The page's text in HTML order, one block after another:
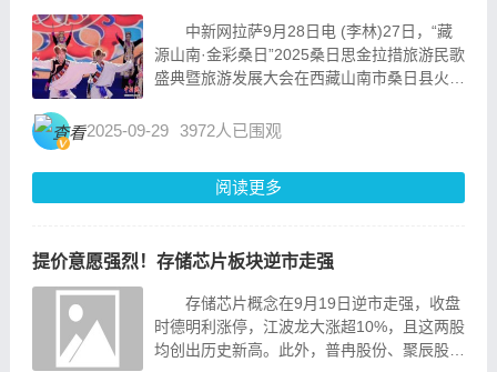
中新网拉萨9月28日电 (李林)27日，“藏
源山南·金彩桑日”2025桑日思金拉措旅游民歌
盛典暨旅游发展大会在西藏山南市桑日县火车
社会发展取得的重大成果，推动“文旅活县”战
2025-09-29 3972人已围观
阅读更多
提价意愿强烈！存储芯片板块逆市走强
存储芯片概念在9月19日逆市走强，收盘
时德明利涨停，江波龙大涨超10%，且这两股
均创出历史新高。此外，普冉股份、聚辰股